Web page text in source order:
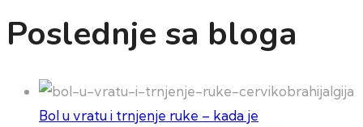
Poslednje sa bloga
Bol u vratu i trnjenje ruke – kada je